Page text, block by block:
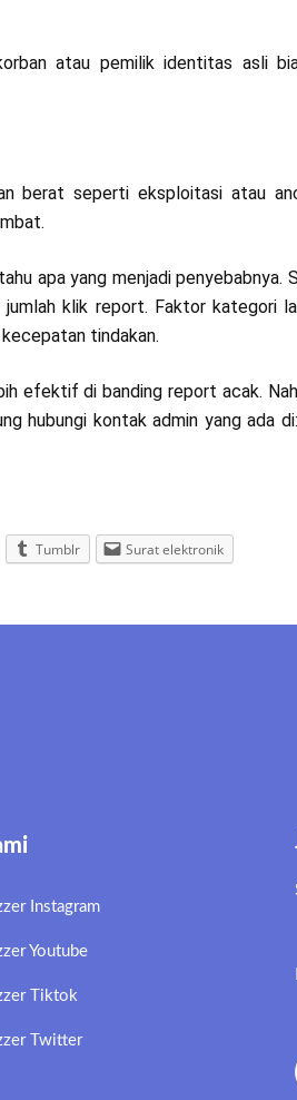
atau pemilik identitas asli
berat seperti eksploitasi atau
apa yang menjadi penyebabnya.
klik report. Faktor kategori
tindakan.
efektif di banding report acak.
hubungi kontak admin yang ada di:
Tumblr Surat elektronik
Instagram
Youtube
Tiktok
Twitter